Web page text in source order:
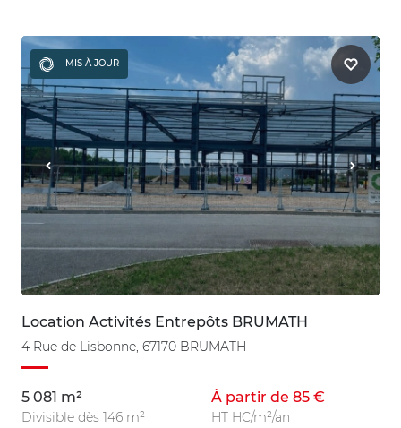
MIS À JOUR
Location Activités Entrepôts BRUMATH
4 Rue de Lisbonne, 67170 BRUMATH
5 081 m²
Divisible dès 146 m²
À partir de 85 €
HT HC/m²/an